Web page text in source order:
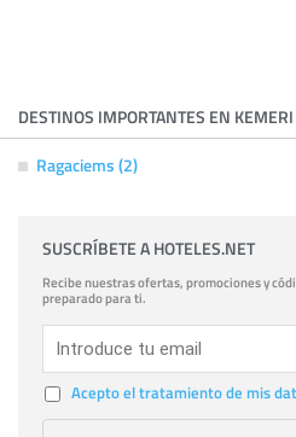
DESTINOS IMPORTANTES EN
Ragaciems (2)
SUSCRÍBETE A HOTELES.NET
Recibe nuestras ofertas, promociones y
preparado para ti.
Acepto el tratamiento de mis